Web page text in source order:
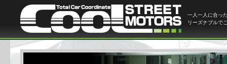
一人一人に合っ
リーズナブルで